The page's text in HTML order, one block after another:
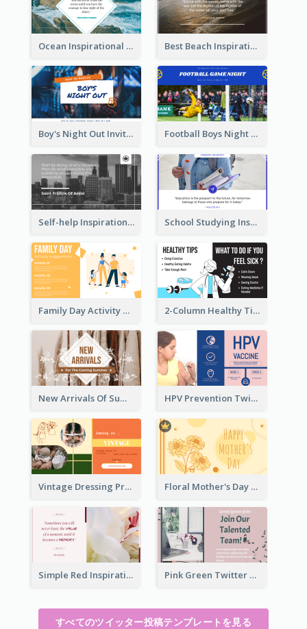
Ocean Inspirational Quote Twitter Post Best Beach Inspirational Quote Twitter Post
Boy's Night Out Invitation Twitter Post Football Boys Night Out Twitter Post
Self-help Inspirational Quote Of Today Twitter Post School Studying Inspirational Quote Twitter Post
Family Day Activity Suggestions Twitter Post 2-Column Healthy Tips Twitter Post With Illustrations
New Arrivals Of Summer Clothes Twitter Post With White Decorations HPV Prevention Twitter Post
Vintage Dressing Promote Twitter Post Floral Mother's Day Twitter Post In Yellow Colour Tone
Simple Red Inspirational quotes Floral Twitter Post Pink Green Twitter Post
すべてのツイッター投稿テンプレートを見る